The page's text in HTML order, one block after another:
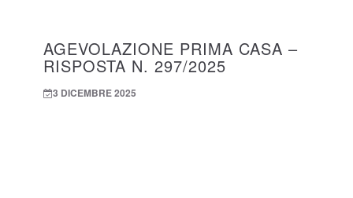
AGEVOLAZIONE PRIMA CASA –
RISPOSTA N. 297/2025
3 DICEMBRE 2025